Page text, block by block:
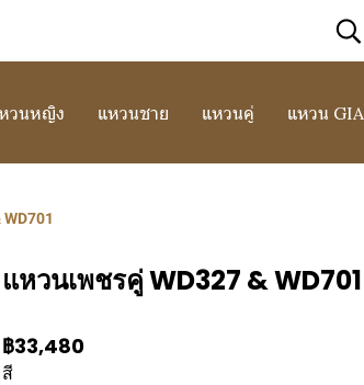
วนหญิง แหวนชาย แหวนคู่ แหวน GIA
แหวนเพชรคู่ WD327 & WD701
฿33,480
สี